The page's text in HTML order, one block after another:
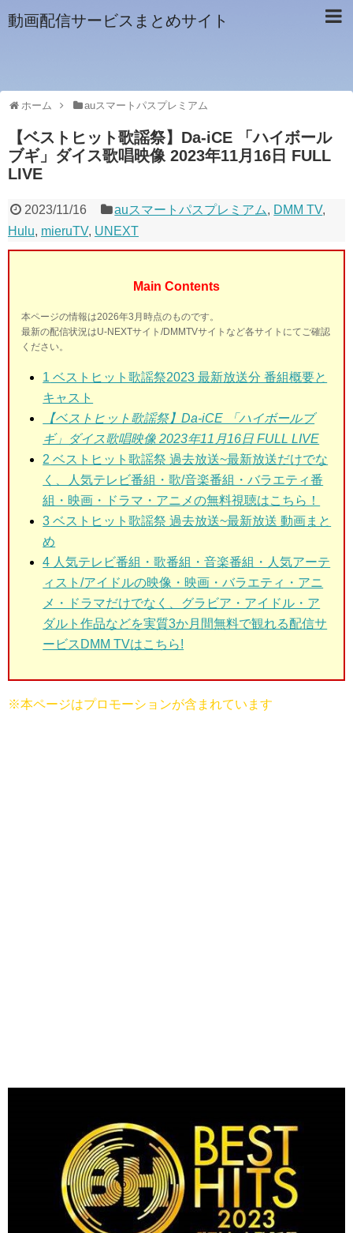
動画配信サービスまとめサイト
ホーム auスマートパスプレミアム
【ベストヒット歌謡祭】Da-iCE 「ハイボール
ブギ」ダイス歌唱映像 2023年11月16日 FULL
LIVE
2023/11/16 auスマートパスプレミアム, DMM TV,
Hulu, mieruTV, UNEXT
Main Contents
本ページの情報は2026年3月時点のものです。
最新の配信状況はU-NEXTサイト/DMMTVサイトなど各サイトにてご確認
ください。
1 ベストヒット歌謡祭2023 最新放送分 番組概要と
キャスト
【ベストヒット歌謡祭】Da-iCE 「ハイボールブ
ギ」ダイス歌唱映像 2023年11月16日 FULL LIVE
2 ベストヒット歌謡祭 過去放送~最新放送だけでな
く、人気テレビ番組・歌/音楽番組・バラエティ番
組・映画・ドラマ・アニメの無料視聴はこちら！
3 ベストヒット歌謡祭 過去放送~最新放送 動画まと
め
4 人気テレビ番組・歌番組・音楽番組・人気アーテ
ィスト/アイドルの映像・映画・バラエティ・アニ
メ・ドラマだけでなく、グラビア・アイドル・ア
ダルト作品などを実質3か月間無料で観れる配信サ
ービスDMM TVはこちら!
※本ページはプロモーションが含まれています